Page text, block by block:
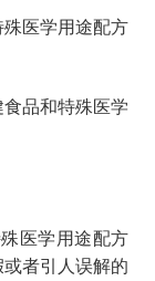
医学用途配方
品和特殊医学
医学用途配方
者引人误解的